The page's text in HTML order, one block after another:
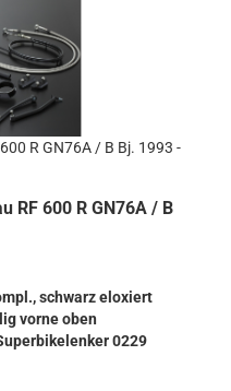
R GN76A / B Bj. 1993 -
RF 600 R GN76A / B
schwarz eloxiert
vorne oben
0229